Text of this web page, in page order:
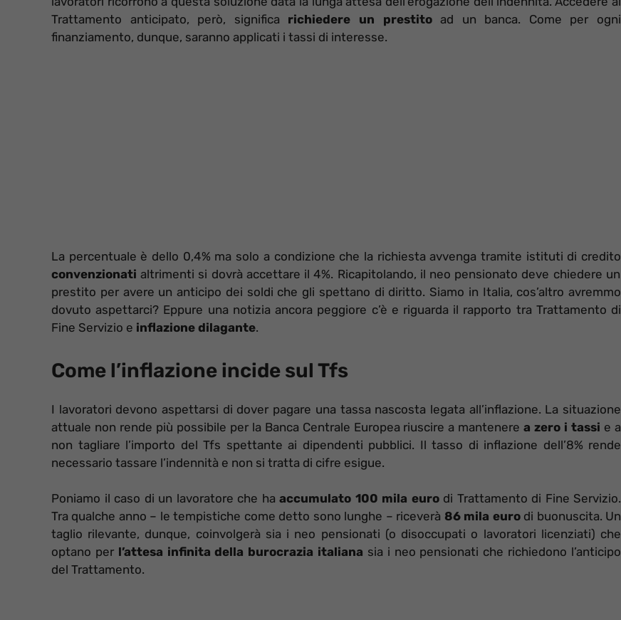
Trattamento anticipato, però, significa richiedere un prestitoad un banca. Come per ogni
finanziamento, dunque, saranno applicati i tassi di interesse.
La percentuale è dello 0,4% ma solo a condizione che la richiesta avvenga tramite istituti di credito
convenzionati altrimenti si dovrà accettare il 4%. Ricapitolando, il neo pensionato deve chiedere un
prestito per avere un anticipo dei soldi che gli spettano di diritto. Siamo in Italia, cos’altro avremmo
dovuto aspettarci? Eppure una notizia ancora peggiore c’è e riguarda il rapporto tra Trattamento di
Fine Servizio e inflazione dilagante.
Come l’inflazione incide sul Tfs
I lavoratori devono aspettarsi di dover pagare una tassa nascosta legata all’inflazione. La situazione
attuale non rende più possibile per la Banca Centrale Europea riuscire a mantenerea zero i tassi e a
non tagliare l’importo del Tfs spettante ai dipendenti pubblici. Il tasso di inflazione dell’8% rende
necessario tassare l’indennità e non si tratta di cifre esigue.
Poniamo il caso di un lavoratore che ha accumulato 100 mila eurodi Trattamento di Fine Servizio.
Tra qualche anno – le tempistiche come detto sono lunghe – riceverà 86 mila eurodi buonuscita. Un
taglio rilevante, dunque, coinvolgerà sia i neo pensionati (o disoccupati o lavoratori licenziati) che
optano per l’attesa infinita della burocrazia italiana sia i neo pensionati che richiedono l’anticipo
del Trattamento.